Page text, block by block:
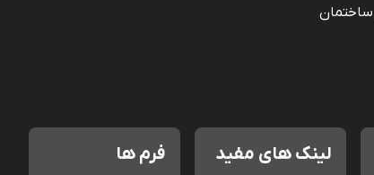
لینک های مفید فرم ها